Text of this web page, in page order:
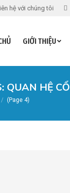
hệ với chúng tôi
GIỚI THIỆU
QUAN HỆ
(Page 4)